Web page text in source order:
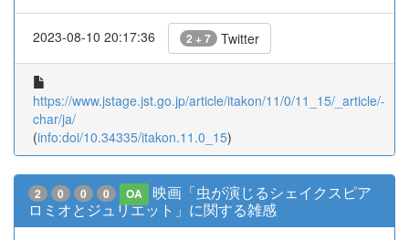
2023-08-10 20:17:36 2 + 7 Twitter
https://www.jstage.jst.go.jp/article/itakon/11/0/11_15/_article/-
char/ja/
(info:doi/10.34335/itakon.11.0_15)
2 0 0 0 OA
映画「虫が演じるシェイクスピア
ロミオとジュリエット」に関する雑感